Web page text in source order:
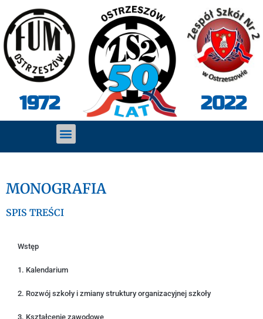
1972 2022
MONOGRAFIA
SPIS TREŚCI
Wstęp
1. Kalendarium
2. Rozwój szkoły i zmiany struktury organizacyjnej szkoły
3. Kształcenie zawodowe